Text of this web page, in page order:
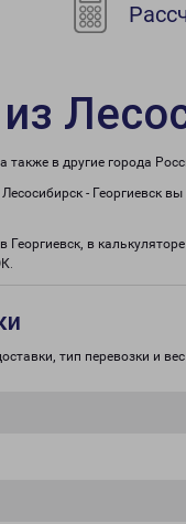
также в другие города
- Георгиевск
Георгиевск, в
тип перевозки и вес